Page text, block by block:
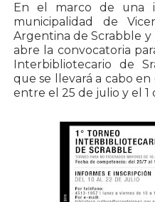
En el marco de una
municipalidad de
Argentina de Scrabble y
abre la convocatoria
Interbibliotecario de
que se llevará a cabo
entre el 25 de julio y el 1